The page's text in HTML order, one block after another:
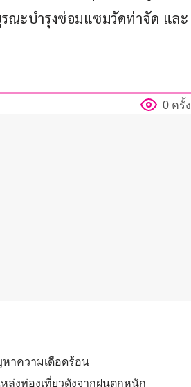
ณะบำรุงซ่อมแซมวัดท่าจัด และ
0 ครั้ง
าความเดือดร้อน
ล่งท่องเที่ยวดังจากฝนตกหนัก